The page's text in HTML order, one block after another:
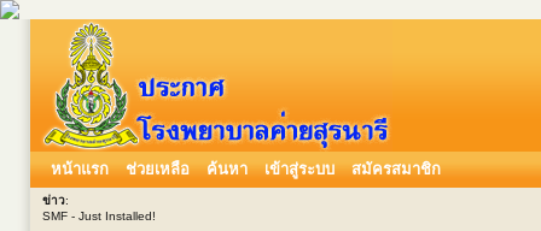
หน้าแรก ช่วยเหลือ ค้นหา เข้าสู่ระบบ สมัครสมาชิก
ข่าว:
SMF - Just Installed!